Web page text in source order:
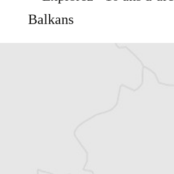
Balkans